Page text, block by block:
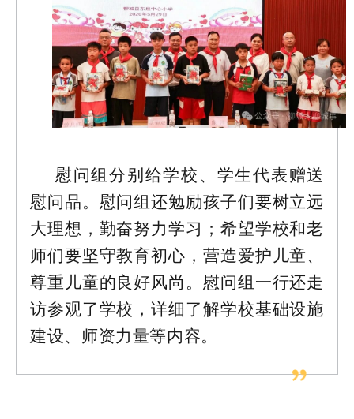
慰问组分别给学校、学生代表赠送
慰问品。慰问组还勉励孩子们要树立远
大理想，勤奋努力学习；希望学校和老
师们要坚守教育初心，营造爱护儿童、
尊重儿童的良好风尚。慰问组一行还走
访参观了学校，详细了解学校基础设施
建设、师资力量等内容。